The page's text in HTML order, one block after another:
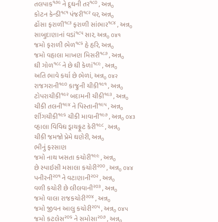
તલપાક૧૭૯ ને દૂધની તર૧૮૦ , અન્ન૦
કોટન કેન્ડી૧૮૧ પંજરી૧૮૨ વર, અન્ન૦
ઢોંસા ફરાળી૧૮૩ ફરાળી સાંભાર૧૮૪ , અન્ન૦
સાબુદાણાનાં વડાં૧૮૫ સાર, અન્ન૦ ૦૪૧
જમો ફરાળી ભેળ૧૮૬ હે હરિ, અન્ન૦
જમો વહાલામાખણ મિસરી૧૮૭ , અન્ન૦
ઘી ગોળ૧૮૮ ને છેઘી કેળાં૧૮૯ , અન્ન૦
અતિ ભાવે કર્યા છે ભેળાં, અન્ન૦ ૦૪૨
રાજગરાની૧૯૦ કાજુની ચીકી૧૯૧ , અન્ન૦
ટોપરાચીકી૧૯૨ બદામની ચીકી૧૯૩ , અન્ન૦
ચીકી તલની૧૯૪ ને પિસ્તાની૧૯૫ , અન્ન૦
શીંગચીકી૧૯૬ ચીકી માવાની૧૯૭ , અન્ન૦ ૦૪૩
વ્હાલા વિવિધડ્રાયફ્રૂટ કેરી૧૯૮ , અન્ન૦
ચીકી જમજો પ્રેમે ઘણેરી, અન્ન૦
ભીનું ફરસાણ
જમો નાથખસતા કચોરી૧૯૯ , અન્ન૦
છેસ્પાઇસી મસાલા કચોરી૨૦૦ , અન્ન૦ ૦૪૪
પનીરની૨૦૧ નેવટાણાની૨૦૨ , અન્ન૦
વળી કચોરી છે લીલવાની૨૦૩ , અન્ન૦
જમો વાલારાજકચોરી૨૦૪ , અન્ન૦
જમો જીવનઆલુ કચોરી૨૦૫ , અન્ન૦ ૦૪૫
જમો કટલેસ૨૦૬ નેસમોસા૨૦૭ , અન્ન